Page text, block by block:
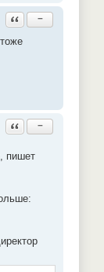
Ответить с цитатой
−
Ответить с цитатой
−
пишет